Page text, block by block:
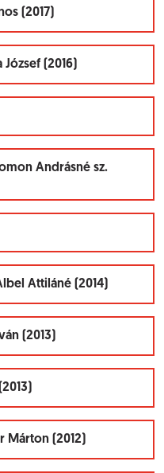
(2017)
(2016)
Andrásné sz.
Attiláné (2014)
(2013)
(2012)